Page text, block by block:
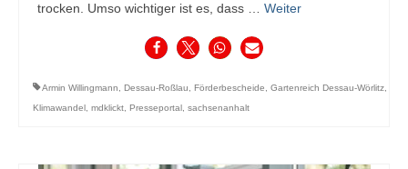
trocken. Umso wichtiger ist es, dass … Weiter
Armin Willingmann Dessau-Roßlau Förderbescheide Gartenreich Dessau-Wörlitz
Klimawandel mdklickt Presseportal sachsenanhalt